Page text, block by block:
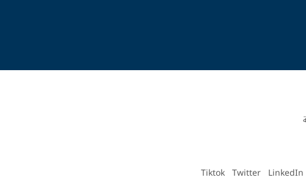
LinkedIn
Twitter
Tiktok